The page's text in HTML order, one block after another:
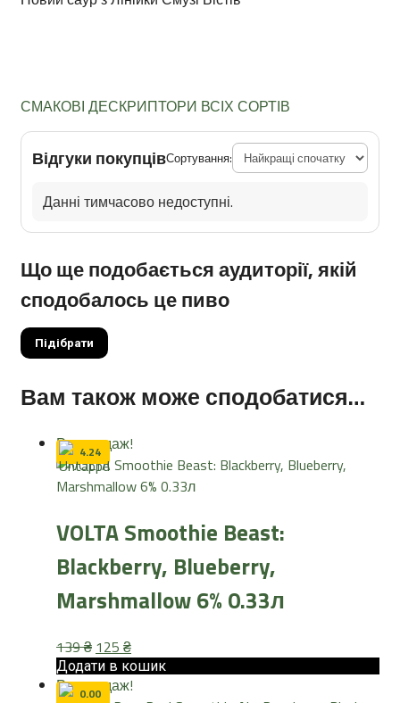
СМАКОВІ ДЕСКРИПТОРИ ВСІХ СОРТІВ
Відгуки покупцівСортування:
Данні тимчасово недоступні.
Що ще подобається аудиторії, якій
сподобалось це пиво
Підібрати
Вам також може сподобатися…
Розпродаж!
4.24
VOLTA Smoothie Beast:
Blackberry, Blueberry,
Marshmallow 6% 0.33л
139₴ Оригінальна
ціна:
139 ₴.
125 ₴Поточна
ціна:
125 ₴.
Додати в кошик
Розпродаж!
0.00